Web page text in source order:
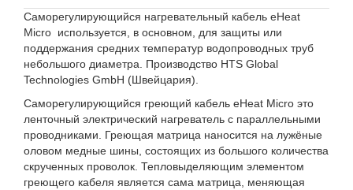
Саморегулирующийся нагревательный кабель eHeat
Micro используется, в основном, для защиты или
поддержания средних температур водопроводных труб
небольшого диаметра. Производство HTS Global
Technologies GmbH (Швейцария).
Саморегулирующийся греющий кабель eHeat Micro это
ленточный электрический нагреватель с параллельными
проводниками. Греющая матрица наносится на лужёные
оловом медные шины, состоящих из большого количества
скрученных проволок. Тепловыделяющим элементом
греющего кабеля является сама матрица, меняющая